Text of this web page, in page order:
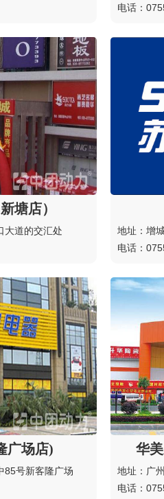
电话：
塘店）
大道的交汇处
地址：增
电话：
广场店)
85号新客隆广场
华
地址：广
电话：